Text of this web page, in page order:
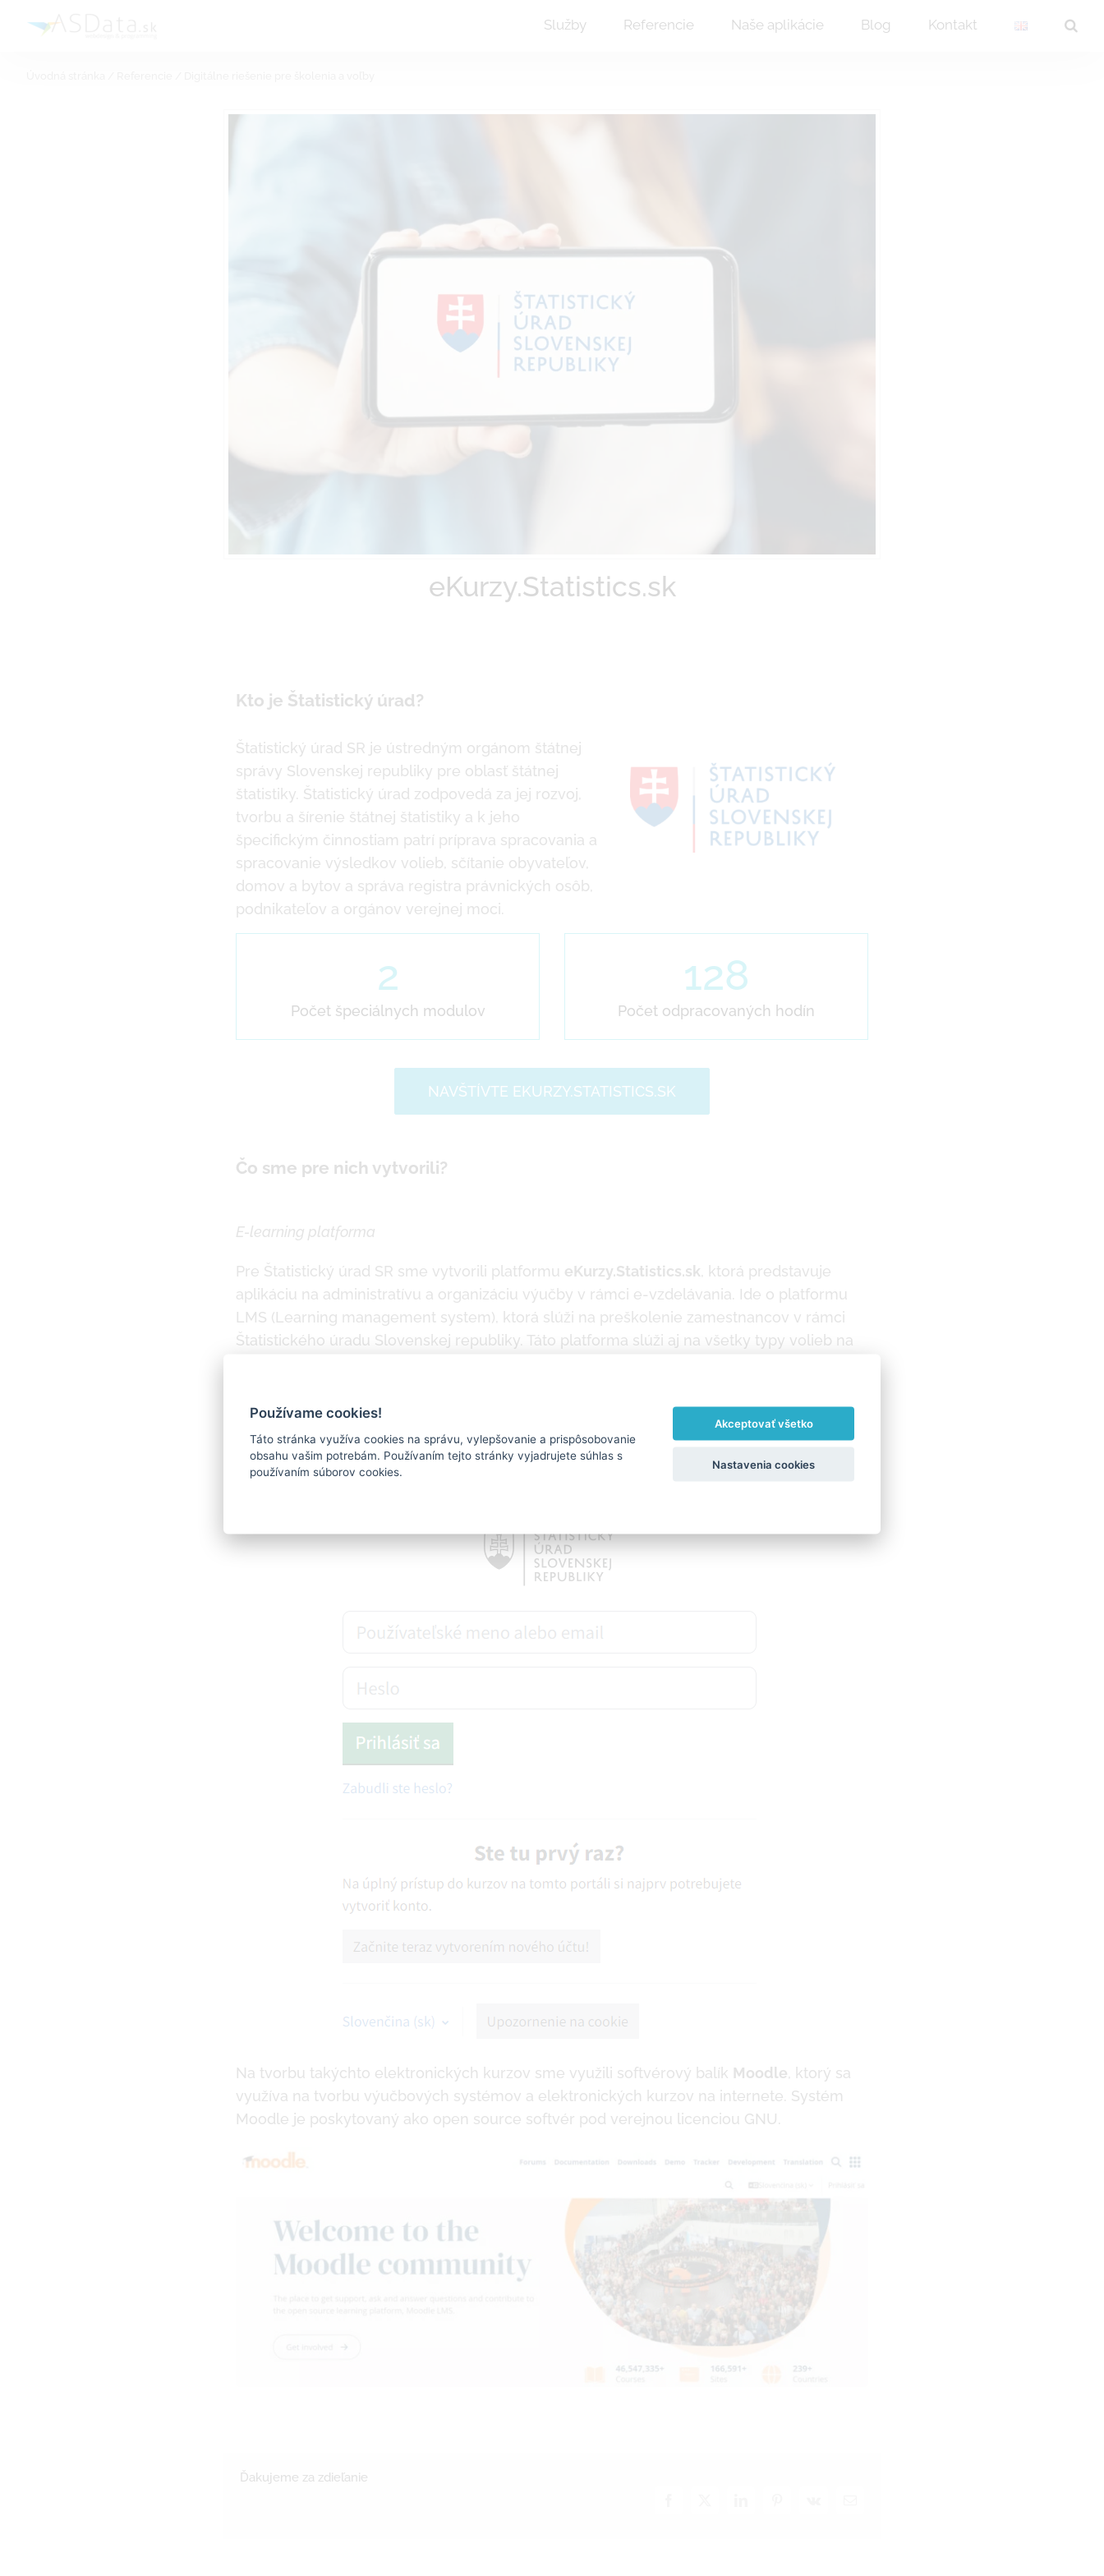
Služby Referencie Naše aplikácie Blog Kontakt
eKurzy.Statistics.sk
Kto je Štatistický úrad?
Štatistický úrad SR je ústredným orgánom štátnej
správy Slovenskej republiky pre oblasť štátnej
štatistiky. Štatistický úrad zodpovedá za jej rozvoj,
tvorbu a šírenie štátnej štatistiky a k jeho
špecifickým činnostiam patrí príprava spracovania a
spracovanie výsledkov volieb, sčítanie obyvateľov,
domov a bytov a správa registra právnických osôb,
podnikateľov a orgánov verejnej moci.
2
Počet špeciálnych modulov
128
Počet odpracovaných hodín
NAVŠTÍVTE EKURZY.STATISTICS.SK
Čo sme pre nich vytvorili?
E-learning platforma
Pre Štatistický úrad SR sme vytvorili platformu eKurzy.Statistics.sk , ktorá predstavuje
aplikáciu na administratívu a organizáciu výučby v rámci e-vzdelávania. Ide o platformu
LMS (Learning management system), ktorá slúži na preškolenie zamestnancov v rámci
Štatistického úradu Slovenskej republiky. Táto platforma slúži aj na všetky typy volieb na
Na tvorbu takýchto elektronických kurzov sme využili softvérový balík Moodle , ktorý sa
využíva na tvorbu výučbových systémov a elektronických kurzov na internete. Systém
Moodle je poskytovaný ako open source softvér pod verejnou licenciou GNU.
Ďakujeme za zdieľanie
Používame cookies!
Táto stránka využíva cookies na správu, vylepšovanie a prispôsobovanie
obsahu vašim potrebám. Používaním tejto stránky vyjadrujete súhlas s
používaním súborov cookies.
Akceptovať všetko
Nastavenia cookies